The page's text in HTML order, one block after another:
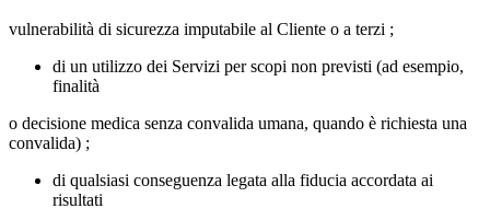
vulnerabilità di sicurezza imputabile al Cliente o a terzi ;
di un utilizzo dei Servizi per scopi non previsti (ad esempio,
finalità
o decisione medica senza convalida umana, quando è richiesta una
convalida) ;
di qualsiasi conseguenza legata alla fiducia accordata ai
risultati